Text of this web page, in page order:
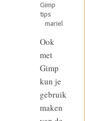
Gimp
tips
mariel
Ook
met
Gimp
kun je
gebruik
maken